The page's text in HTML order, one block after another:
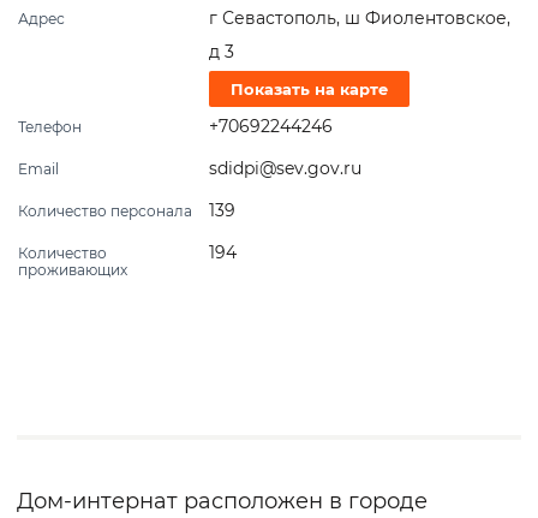
Адрес
г Севастополь, ш Фиолентовское,
д 3
Показать на карте
Телефон +70692244246
Email sdidpi@sev.gov.ru
Количество персонала 139
Количество
проживающих
194
Дом-интернат расположен в городе